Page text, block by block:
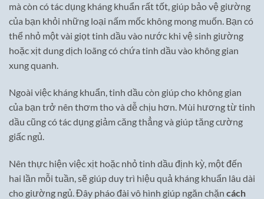
mà còn có tác dụng kháng khuẩn rất tốt, giúp bảo vệ giường
của bạn khỏi những loại nấm mốc không mong muốn. Bạn có
thể nhỏ một vài giọt tinh dầu vào nước khi vệ sinh giường
hoặc xịt dung dịch loãng có chứa tinh dầu vào không gian
xung quanh.
Ngoài việc kháng khuẩn, tinh dầu còn giúp cho không gian
của bạn trở nên thơm tho và dễ chịu hơn. Mùi hương từ tinh
dầu cũng có tác dụng giảm căng thẳng và giúp tăng cường
giấc ngủ.
Nên thực hiện việc xịt hoặc nhỏ tinh dầu định kỳ, một đến
hai lần mỗi tuần, sẽ giúp duy trì hiệu quả kháng khuẩn lâu dài
cho giường ngủ. Đây pháo đài vô hình giúp ngăn chặn cách